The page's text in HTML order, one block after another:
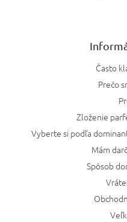
Často
Prečo
Zloženie
Vyberte si podľa
Mám
Spôsob